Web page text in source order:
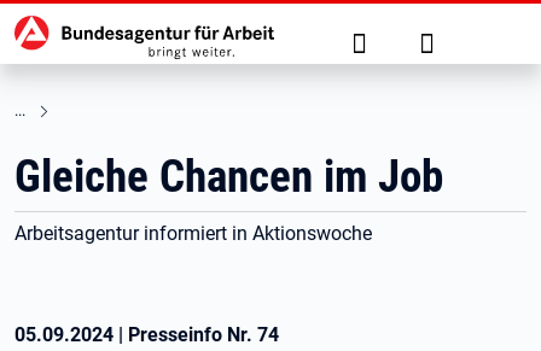
zu den Hauptinhalten springen
Hauptnavigation Suche Anmelden
Gleiche Chancen im Job
Arbeitsagentur informiert in Aktionswoche
05.09.2024 | Presseinfo Nr. 74